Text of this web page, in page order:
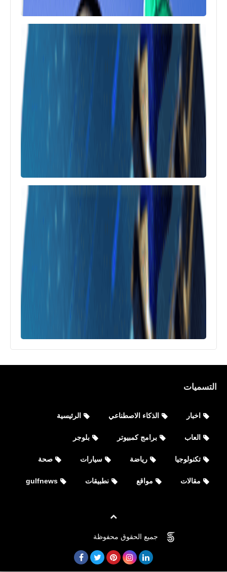
والأندرويد التحديث الجديد
التسميات
اخبار الذكاء الاصطناعي الرئيسية
العاب برامج كمبيوتر بلوجر
تكنولوجيا رياضة سيارات صحة
مقالات مواقع نطبيقات gulfnews
جميع الحقوق محفوظة